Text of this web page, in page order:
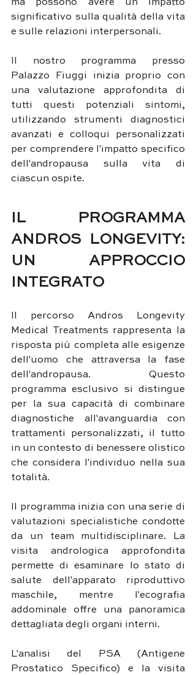
ma possono avere un impatto
significativo sulla qualità della vita
e sulle relazioni interpersonali.
Il nostro programma presso
Palazzo Fiuggi inizia proprio con
una valutazione approfondita di
tutti questi potenziali sintomi,
utilizzando strumenti diagnostici
avanzati e colloqui personalizzati
per comprendere l'impatto specifico
dell'andropausa sulla vita di
ciascun ospite.
IL PROGRAMMA
ANDROS LONGEVITY:
UN APPROCCIO
INTEGRATO
Il percorso Andros Longevity
Medical Treatments rappresenta la
risposta più completa alle esigenze
dell'uomo che attraversa la fase
dell'andropausa. Questo
programma esclusivo si distingue
per la sua capacità di combinare
diagnostiche all'avanguardia con
trattamenti personalizzati, il tutto
in un contesto di benessere olistico
che considera l'individuo nella sua
totalità.
Il programma inizia con una serie di
valutazioni specialistiche condotte
da un team multidisciplinare. La
visita andrologica approfondita
permette di esaminare lo stato di
salute dell'apparato riproduttivo
maschile, mentre l'ecografia
addominale offre una panoramica
dettagliata degli organi interni.
L'analisi del PSA (Antigene
Prostatico Specifico) e la visita